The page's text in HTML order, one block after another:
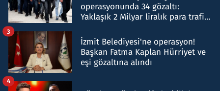
operasyonunda 34 gözaltı:
Yaklaşık 2 Milyar liralık para trafiği
İzmit Belediyesi'ne operasyon!
Başkan Fatma Kaplan Hürriyet ve
eşi gözaltına alındı
3
4